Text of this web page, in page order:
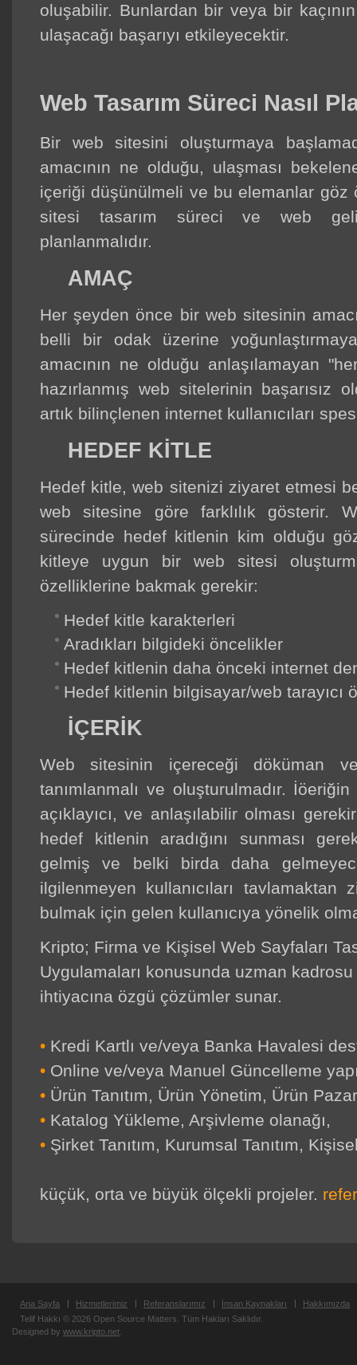
oluşabilir. Bunlardan bir veya bir
ulaşacağı başarıyı etkileyecektir.
Web Tasarım Süreci Nasıl
Bir web sitesini oluşturmaya
amacının ne olduğu, ulaşması
içeriği düşünülmeli ve bu elemanlar göz
sitesi tasarım süreci ve web
planlanmalıdır.
AMAÇ
Her şeyden önce bir web sitesinin
belli bir odak üzerine
amacının ne olduğu anlaşılamayan
hazırlanmış web sitelerinin başarısız
artık bilinçlenen internet kullanıcıları
HEDEF KITLE
Hedef kitle, web sitenizi ziyaret etmesi
web sitesine göre farklılık gösterir.
sürecinde hedef kitlenin kim olduğu
kitleye uygun bir web sitesi
özelliklerine bakmak gerekir:
Hedef kitle karakterleri
Aradıkları bilgideki öncelikler
Hedef kitlenin daha önceki internet
Hedef kitlenin bilgisayar/web tarayıcı
İÇERIK
Web sitesinin içereceği döküman
tanımlanmalı ve oluşturulmadır.
açıklayıcı, ve anlaşılabilir olması
hedef kitlenin aradığını sunması
gelmiş ve belki birda daha
ilgilenmeyen kullanıcıları
bulmak için gelen kullanıcıya yönelik
Kripto; Firma ve Kişisel Web Sayfaları
Uygulamaları konusunda uzman
ihtiyacına özgü çözümler sunar.
• Kredi Kartlı ve/veya Banka Havalesi
• Online ve/veya Manuel Güncelleme
• Ürün Tanıtım, Ürün Yönetim, Ürün
• Katalog Yükleme, Arşivleme olanağı,
• Şirket Tanıtım, Kurumsal Tanıtım,
küçük, orta ve büyük ölçekli projeler.
Ana Sayfa Hizmetlerimiz Referanslarımız İnsan Kaynakları
Hakkımızda
Telif Hakkı © 2026 Open Source Matters. Tüm Hakları Saklıdır.
Designed by www.kripto.net